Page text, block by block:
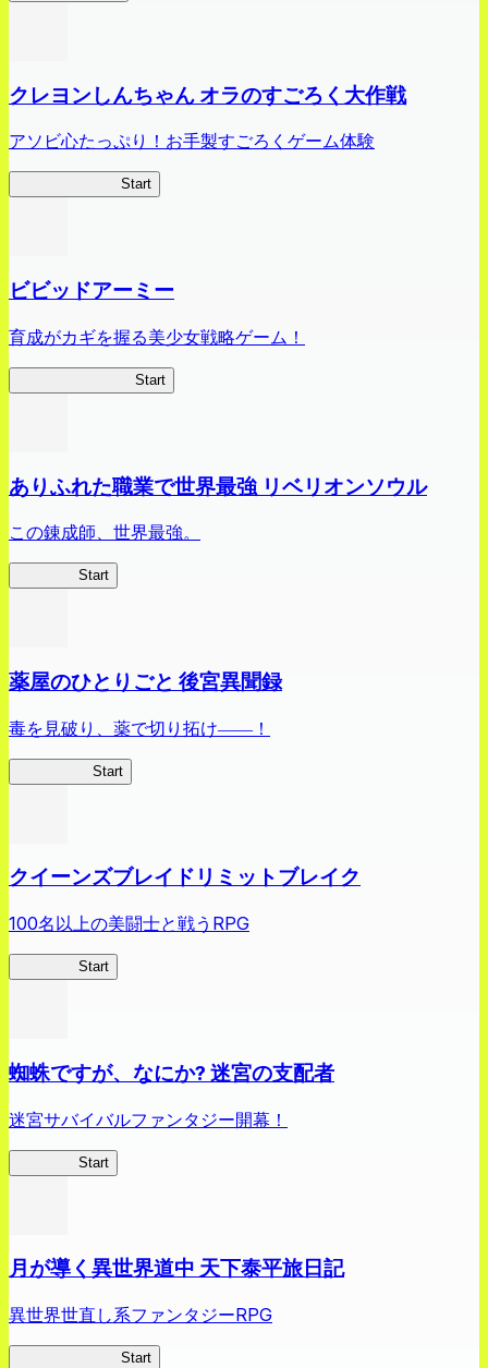
クレヨンしんちゃん オラのすごろく大作戦
アソビ心たっぷり！お手製すごろくゲーム体験
Start
ビビッドアーミー
育成がカギを握る美少女戦略ゲーム！
Start
ありふれた職業で世界最強 リベリオンソウル
この錬成師、世界最強。
Start
薬屋のひとりごと 後宮異聞録
毒を見破り、薬で切り拓け――！
Start
クイーンズブレイドリミットブレイク
100名以上の美闘士と戦うRPG
Start
蜘蛛ですが、なにか? 迷宮の支配者
迷宮サバイバルファンタジー開幕！
Start
月が導く異世界道中 天下泰平旅日記
異世界世直し系ファンタジーRPG
Start